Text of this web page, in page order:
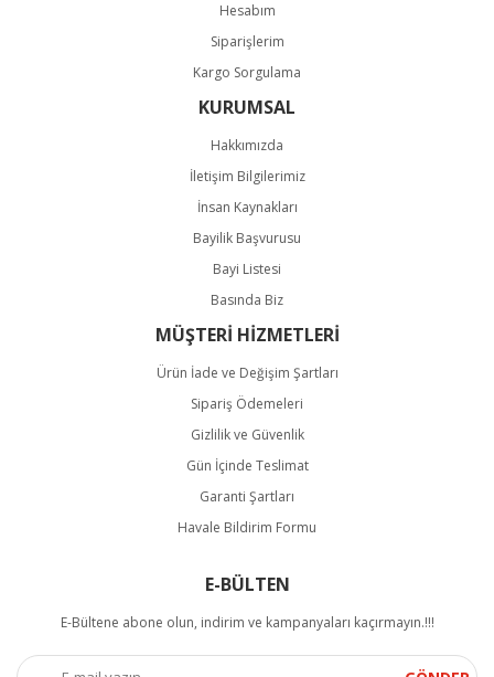
Hesabım
Siparişlerim
Kargo Sorgulama
KURUMSAL
Hakkımızda
İletişim Bilgilerimiz
İnsan Kaynakları
Bayilik Başvurusu
Bayi Listesi
Basında Biz
MÜŞTERİ HİZMETLERİ
Ürün İade ve Değişim Şartları
Sipariş Ödemeleri
Gizlilik ve Güvenlik
Gün İçinde Teslimat
Garanti Şartları
Havale Bildirim Formu
E-BÜLTEN
E-Bültene abone olun, indirim ve kampanyaları kaçırmayın.!!!